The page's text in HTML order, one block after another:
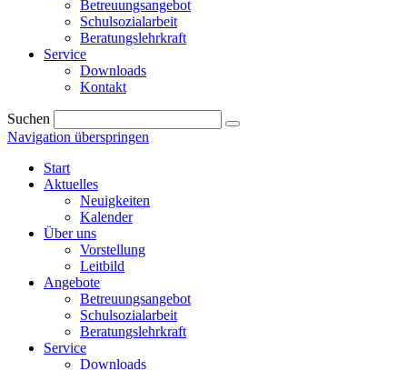
Betreuungsangebot
Schulsozialarbeit
Beratungslehrkraft
Service
Downloads
Kontakt
Suchen
Navigation überspringen
Start
Aktuelles
Neuigkeiten
Kalender
Über uns
Vorstellung
Leitbild
Angebote
Betreuungsangebot
Schulsozialarbeit
Beratungslehrkraft
Service
Downloads